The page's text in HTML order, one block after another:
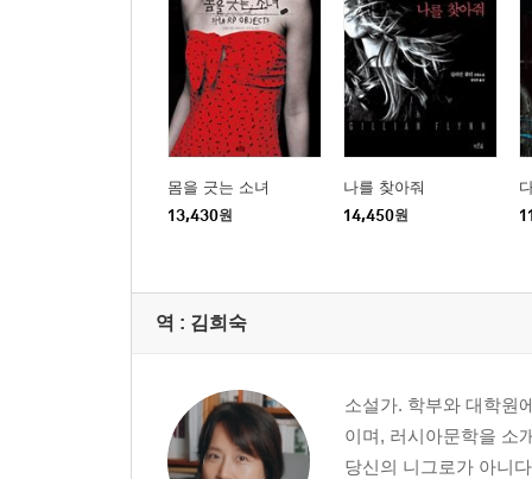
몸을 긋는 소녀
13,430원
나를 찾아줘
14,450원
역 : 김희숙
소설가. 학부와 대학원
이며, 러시아문학을 소
당신의 니그로가 아니